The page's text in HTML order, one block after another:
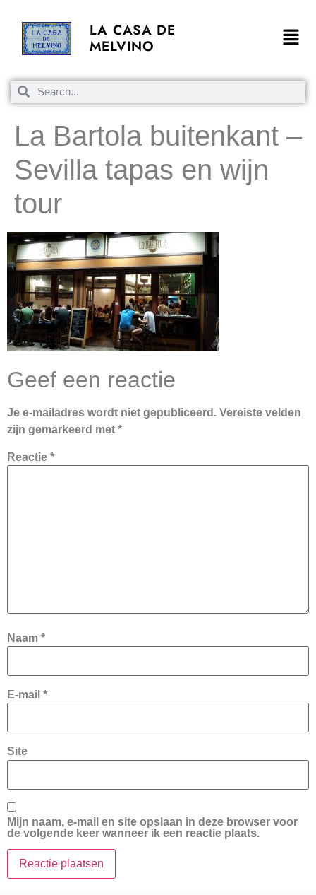
LA CASA DE
MELVINO
La Bartola buitenkant –
Sevilla tapas en wijn
tour
Geef een reactie
Je e-mailadres wordt niet gepubliceerd. Vereiste velden
zijn gemarkeerd met *
Reactie *
Naam *
E-mail *
Site
Mijn naam, e-mail en site opslaan in deze browser voor
de volgende keer wanneer ik een reactie plaats.